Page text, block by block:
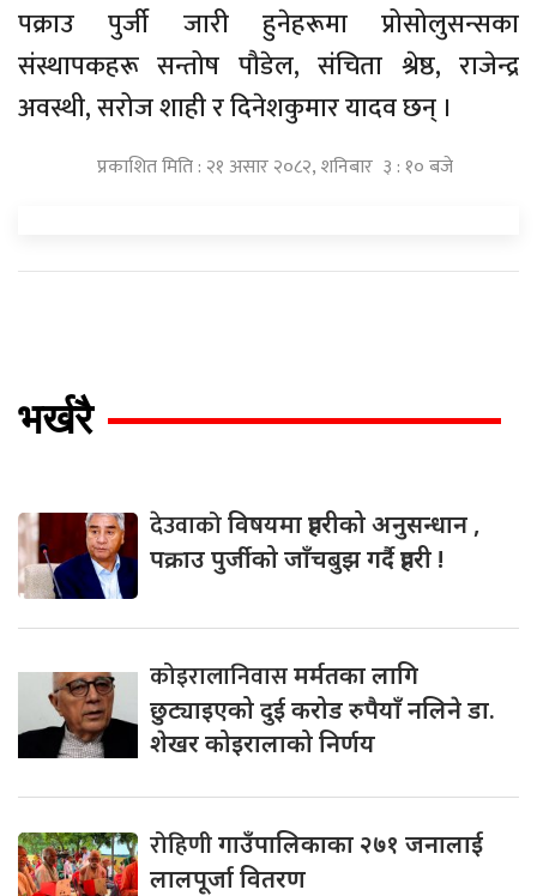
पक्राउ पुर्जी जारी हुनेहरूमा प्रोसोलुसन्सका
संस्थापकहरू सन्तोष पौडेल, संचिता श्रेष्ठ, राजेन्द्र
अवस्थी, सरोज शाही र दिनेशकुमार यादव छन् ।
प्रकाशित मिति : २१ असार २०८२, शनिबार ३ : १० बजे
भर्खरै
देउवाकोविषयमा प्रहरीको अनुसन्धान ,
पक्राउ पुर्जीको जाँचबुझ गर्दै प्रहरी !
कोइरालानिवासमर्मतका लागि
छुट्याइएको दुई करोड रुपैयाँ नलिने डा.
शेखर कोइरालाको निर्णय
रोहिणीगाउँपालिकाका २७१ जनालाई
लालपूर्जा वितरण